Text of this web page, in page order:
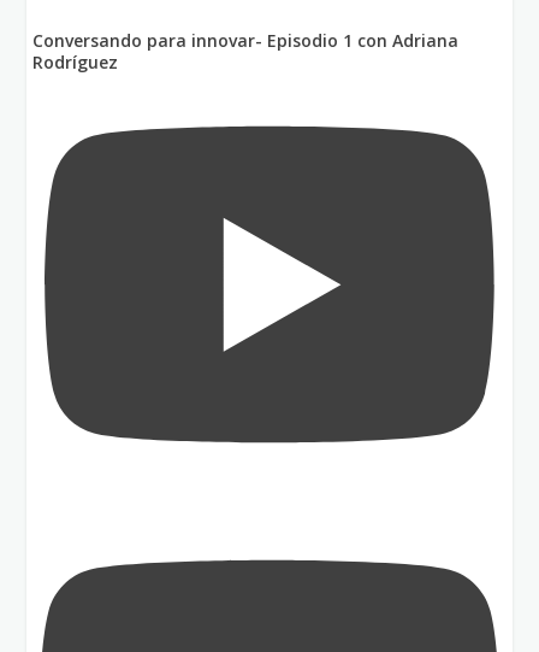
Conversando para innovar- Episodio 1 con Adriana
Rodríguez